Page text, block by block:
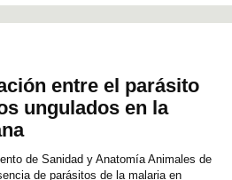
entre el parásito
ungulados en la
de Sanidad y Anatomía Animales de
de parásitos de la malaria en